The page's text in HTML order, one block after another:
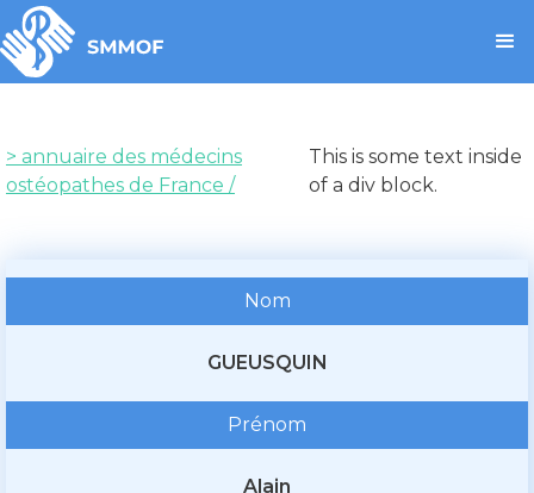
> annuaire des médecins
ostéopathes de France /
This is some text inside
of a div block.
Nom
GUEUSQUIN
Prénom
Alain